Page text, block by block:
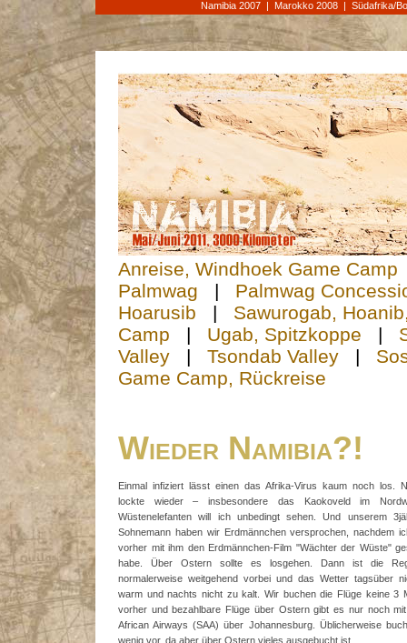
Namibia 2007| Marokko 2008| Südafrika/
Anreise, Windhoek Game Camp
Palmwag | Palmwag
Hoarusib | Sawurogab,
Camp | Ugab, Spitzkoppe |
Valley | Tsondab Valley |
Game Camp, Rückreise
Wieder Namibia?!
Einmal infiziert lässt einen das Afrika-Virus kaum noch los.
lockte wieder – insbesondere das Kaokoveld im
Wüstenelefanten will ich unbedingt sehen. Und unserem
Sohnemann haben wir Erdmännchen versprochen, nachdem
vorher mit ihm den Erdmännchen-Film "Wächter der Wüste"
habe. Über Ostern sollte es losgehen. Dann ist die
normalerweise weitgehend vorbei und das Wetter tagsüber
warm und nachts nicht zu kalt. Wir buchen die Flüge keine 3
vorher und bezahlbare Flüge über Ostern gibt es nur noch
African Airways (SAA) über Johannesburg. Üblicherweise
wenig vor, da aber über Ostern vieles ausgebucht ist,